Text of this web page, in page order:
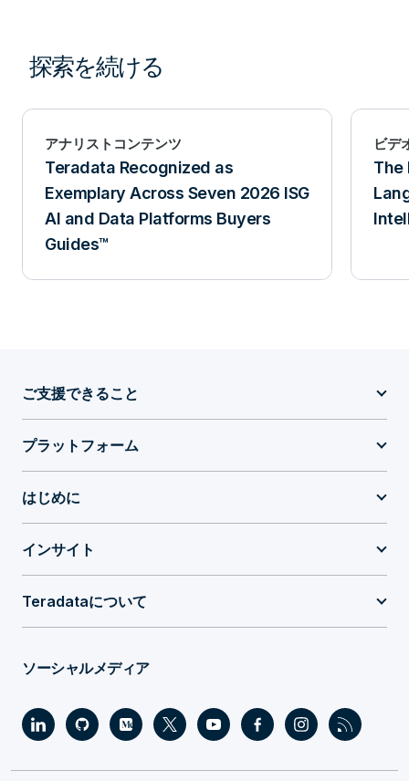
探索を続ける
アナリストコンテンツ
Teradata Recognized as
Exemplary Across Seven 2026 ISG
AI and Data Platforms Buyers
Guides™
ビデ
The
ご支援できること
プラットフォーム
はじめに
インサイト
Teradataについて
ソーシャルメディア